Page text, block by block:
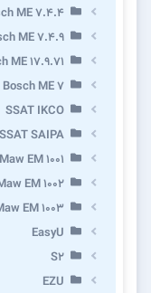
ME 7.4.4
ME 7.4.9
ME 17.9.71
Bosch ME 7
SSAT IKCO
SSAT SAIPA
Maw EM 1001
EM 1002
EM 1003
EasyU
S2
EZU